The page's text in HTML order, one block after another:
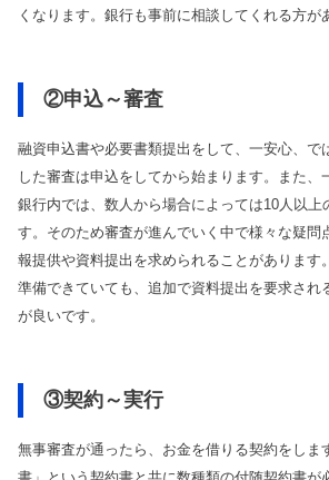
くなります。銀行も事前に相談してくれる方が
②申込～審査
融資申込書や必要書類提出をして、一安心、で
した審査は申込をしてから始まります。また、
銀行内では、数人から場合によっては10人以上
す。そのため審査が進んでいく中で様々な疑問
報提供や資料提出を求められることがあります
準備できていても、追加で資料提出を要求され
が良いです。
③契約～実行
無事審査が通ったら、お金を借りる契約をしま